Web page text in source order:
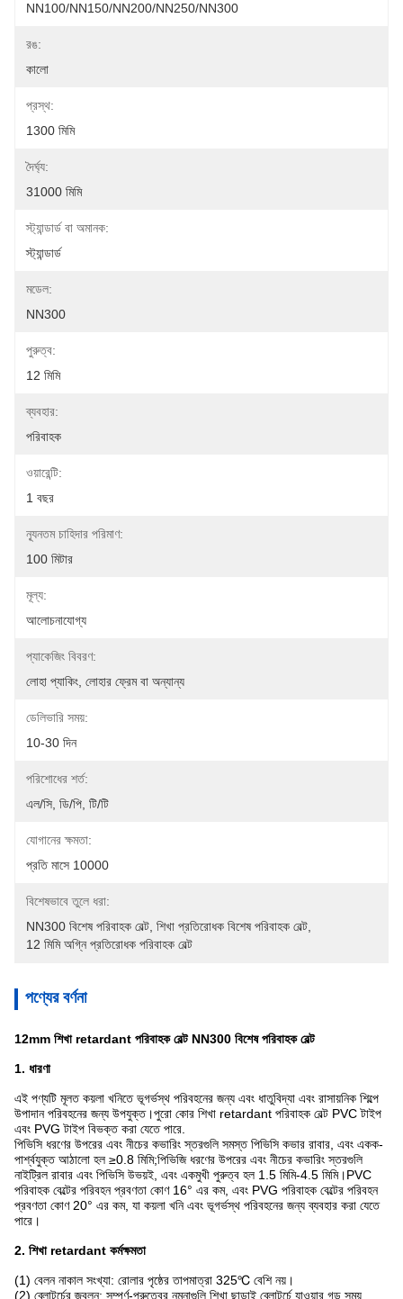
NN100/NN150/NN200/NN250/NN300
রঙ:
কালো
প্রস্থ:
1300 মিমি
দৈর্ঘ্য:
31000 মিমি
স্ট্যান্ডার্ড বা অমানক:
স্ট্যান্ডার্ড
মডেল:
NN300
পুরুত্ব:
12 মিমি
ব্যবহার:
পরিবাহক
ওয়ারেন্টি:
1 বছর
ন্যূনতম চাহিদার পরিমাণ:
100 মিটার
মূল্য:
আলোচনাযোগ্য
প্যাকেজিং বিবরণ:
লোহা প্যাকিং, লোহার ফ্রেম বা অন্যান্য
ডেলিভারি সময়:
10-30 দিন
পরিশোধের শর্ত:
এল/সি, ডি/পি, টি/টি
যোগানের ক্ষমতা:
প্রতি মাসে 10000
বিশেষভাবে তুলে ধরা:
NN300 বিশেষ পরিবাহক বেল্ট শিখা প্রতিরোধক বিশেষ পরিবাহক বেল্ট
12 মিমি অগ্নি প্রতিরোধক পরিবাহক বেল্ট
পণ্যের বর্ণনা
12mm শিখা retardant পরিবাহক বেল্ট NN300 বিশেষ পরিবাহক বেল্ট
1. ধারণা
এই পণ্যটি মূলত কয়লা খনিতে ভূগর্ভস্থ পরিবহনের জন্য এবং ধাতুবিদ্যা এবং রাসায়নিক শিল্পে
উপাদান পরিবহনের জন্য উপযুক্ত।পুরো কোর শিখা retardant পরিবাহক বেল্ট PVC টাইপ
এবং PVG টাইপ বিভক্ত করা যেতে পারে.
পিভিসি ধরণের উপরের এবং নীচের কভারিং স্তরগুলি সমস্ত পিভিসি কভার রাবার, এবং একক-
পার্শ্বযুক্ত আঠালো হল ≥0.8 মিমি;পিভিজি ধরণের উপরের এবং নীচের কভারিং স্তরগুলি
নাইট্রিল রাবার এবং পিভিসি উভয়ই, এবং একমুখী পুরুত্ব হল 1.5 মিমি-4.5 মিমি।PVC
পরিবাহক বেল্টের পরিবহন প্রবণতা কোণ 16° এর কম, এবং PVG পরিবাহক বেল্টের পরিবহন
প্রবণতা কোণ 20° এর কম, যা কয়লা খনি এবং ভূগর্ভস্থ পরিবহনের জন্য ব্যবহার করা যেতে
পারে।
2. শিখা retardant কর্মক্ষমতা
(1) বেলন নাকাল সংখ্যা: রোলার পৃষ্ঠের তাপমাত্রা 325℃ বেশি নয়।
(2) ব্লোটর্চের জ্বলন: সম্পূর্ণ-পুরুত্বের নমুনাগুলি শিখা ছাড়াই ব্লোটর্চে যাওয়ার গড় সময়